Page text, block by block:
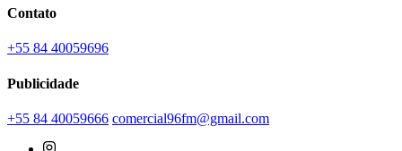
Contato
+55 84 40059696
Publicidade
+55 84 40059666 comercial96fm@gmail.com